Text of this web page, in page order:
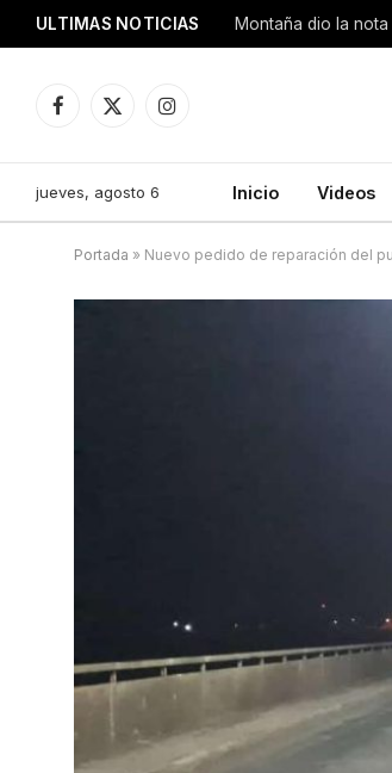
ULTIMAS NOTICIAS Montaña dio la
Facebook
X
Instagram
jueves, agosto 6 Inicio Videos
Portada » Nuevo pedido de reparación del